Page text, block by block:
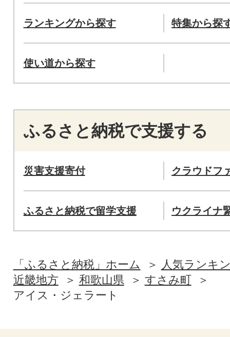
ランキングから探す 特集から探
使い道から探す
ふるさと納税で支援する
災害支援寄付 クラウドフ
ふるさと納税で留学支援 ウクライナ
「ふるさと納税」ホーム
人気ランキ
近畿地方
和歌山県
すさみ町
アイス・ジェラート